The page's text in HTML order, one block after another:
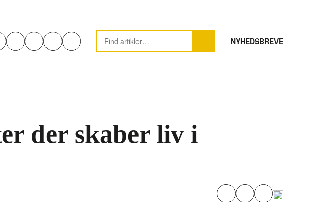
NYHEDSBREVE
der skaber liv i